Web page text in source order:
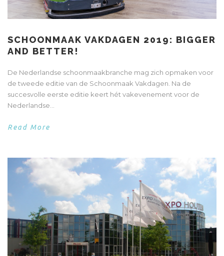
SCHOONMAAK VAKDAGEN 2019: BIGGER
AND BETTER!
De Nederlandse schoonmaakbranche mag zich opmaken voor
de tweede editie van de Schoonmaak Vakdagen. Na de
succesvolle eerste editie keert hét vakevenement voor de
Nederlandse...
Read More